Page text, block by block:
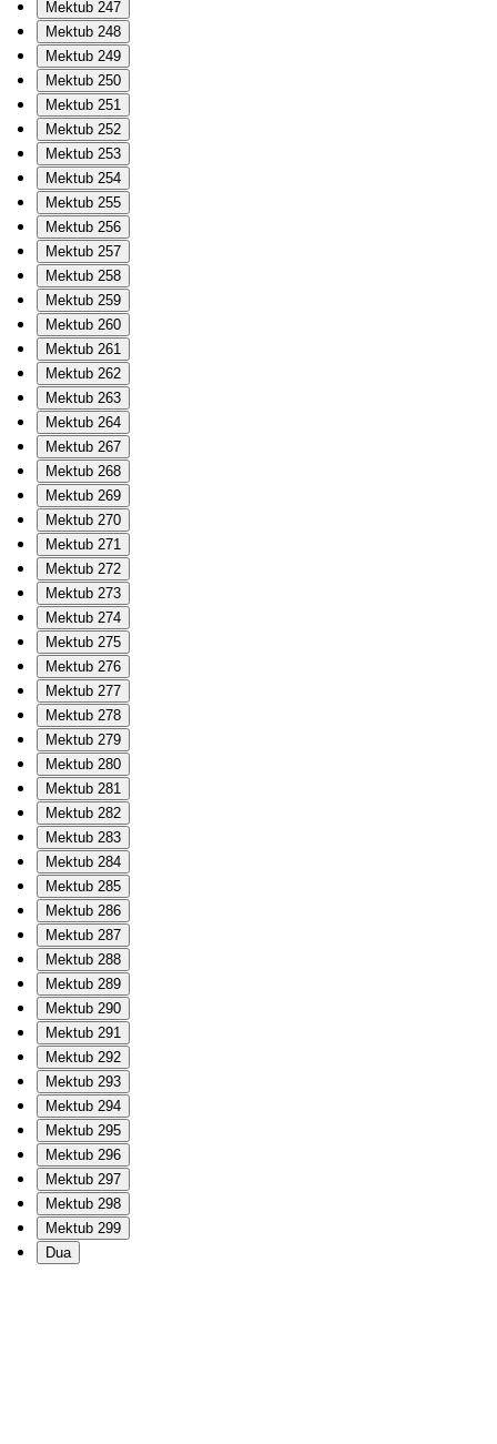
Mektub 247
Mektub 248
Mektub 249
Mektub 250
Mektub 251
Mektub 252
Mektub 253
Mektub 254
Mektub 255
Mektub 256
Mektub 257
Mektub 258
Mektub 259
Mektub 260
Mektub 261
Mektub 262
Mektub 263
Mektub 264
Mektub 267
Mektub 268
Mektub 269
Mektub 270
Mektub 271
Mektub 272
Mektub 273
Mektub 274
Mektub 275
Mektub 276
Mektub 277
Mektub 278
Mektub 279
Mektub 280
Mektub 281
Mektub 282
Mektub 283
Mektub 284
Mektub 285
Mektub 286
Mektub 287
Mektub 288
Mektub 289
Mektub 290
Mektub 291
Mektub 292
Mektub 293
Mektub 294
Mektub 295
Mektub 296
Mektub 297
Mektub 298
Mektub 299
Dua